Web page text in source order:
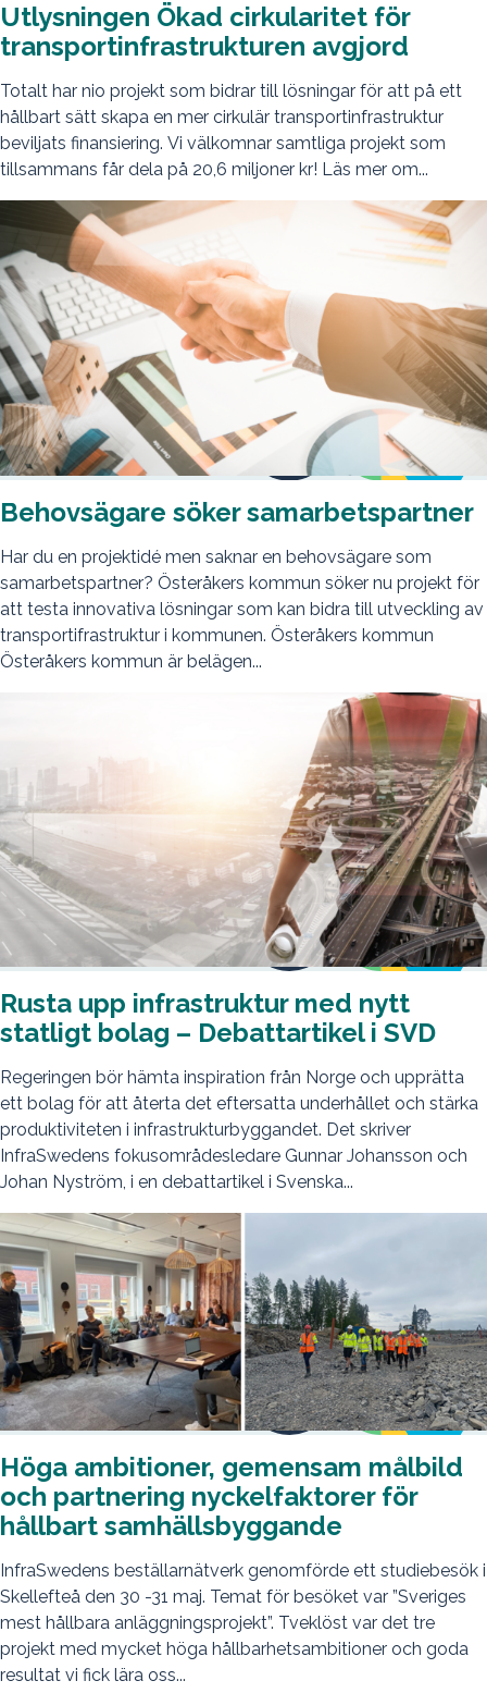
Utlysningen Ökad cirkularitet för
transportinfrastrukturen avgjord
Totalt har nio projekt som bidrar till lösningar för att på ett
hållbart sätt skapa en mer cirkulär transportinfrastruktur
beviljats finansiering. Vi välkomnar samtliga projekt som
tillsammans får dela på 20,6 miljoner kr! Läs mer om...
Behovsägare söker samarbetspartner
Har du en projektidé men saknar en behovsägare som
samarbetspartner? Österåkers kommun söker nu projekt för
att testa innovativa lösningar som kan bidra till utveckling av
transportifrastruktur i kommunen. Österåkers kommun
Österåkers kommun är belägen...
Rusta upp infrastruktur med nytt
statligt bolag – Debattartikel i SVD
Regeringen bör hämta inspiration från Norge och upprätta
ett bolag för att återta det eftersatta underhållet och stärka
produktiviteten i infrastruktur­byggandet. Det skriver
InfraSwedens fokusområdesledare Gunnar Johansson och
Johan Nyström, i en debattartikel i Svenska...
Höga ambitioner, gemensam målbild
och partnering nyckelfaktorer för
hållbart samhällsbyggande
InfraSwedens beställarnätverk genomförde ett studiebesök i
Skellefteå den 30 -31 maj. Temat för besöket var ”Sveriges
mest hållbara anläggningsprojekt”. Tveklöst var det tre
projekt med mycket höga hållbarhetsambitioner och goda
resultat vi fick lära oss...